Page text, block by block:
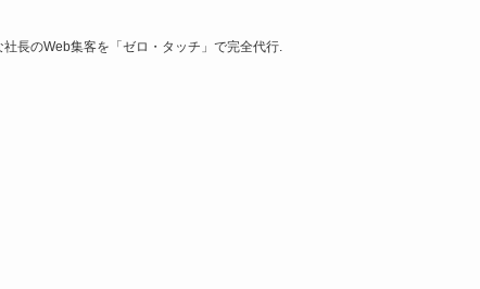
社長のWeb集客を「ゼロ・タッチ」で完全代行.